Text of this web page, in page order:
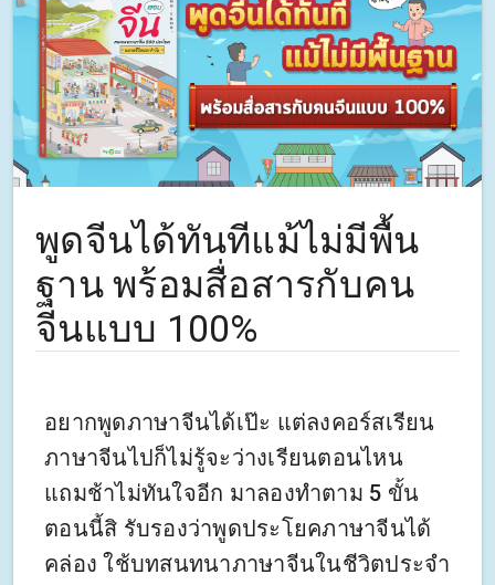
พูดจีนได้ทันทีแม้ไม่มีพื้น
ฐาน พร้อมสื่อสารกับคน
จีนแบบ 100%
อยากพูดภาษาจีนได้เป๊ะ แต่ลงคอร์สเรียน
ภาษาจีนไปก็ไม่รู้จะว่างเรียนตอนไหน
แถมช้าไม่ทันใจอีก มาลองทำตาม 5 ขั้น
ตอนนี้สิ รับรองว่าพูดประโยคภาษาจีนได้
คล่อง ใช้บทสนทนาภาษาจีนในชีวิตประจำ